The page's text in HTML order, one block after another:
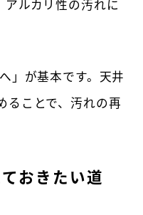
アルカリ性の汚れに
」が基本です。天井
ことで、汚れの再
おきたい道